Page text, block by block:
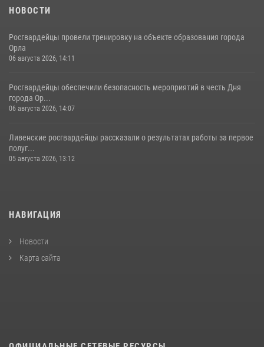
НОВОСТИ
Росгвардейцы провели тренировку на объекте образования города
Орла
06 августа 2026, 14:11
Росгвардейцы обеспечили безопасность мероприятий в честь Дня
города Ор...
06 августа 2026, 14:07
Ливенские росгвардейцы рассказали о результатах работы за первое
полуг...
05 августа 2026, 13:12
НАВИГАЦИЯ
Новости
Карта сайта